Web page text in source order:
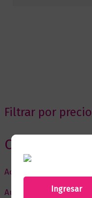
Filtrar por precio
Categorias
Actualidad
Autor del MesIngresar